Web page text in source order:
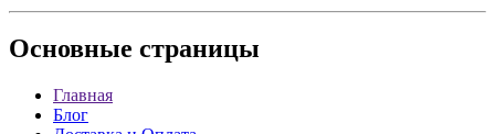
Основные страницы
Главная
Блог